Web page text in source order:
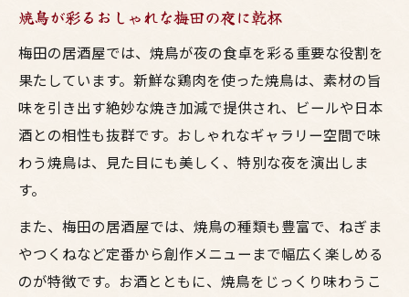
大阪で居酒屋選びに迷わないポイント解説
ギャラリー空間が人気の居酒屋を見極める
焼鳥とお酒を堪能できる梅田の選び方
落ち着いた雰囲気の居酒屋を探すコツ
鳥料理とお酒の相性で選ぶ梅田の居酒屋
大阪で焼鳥好きが集まる隠れ家居酒屋の特
徴
居酒屋ギャラリーの焼鳥とお酒が人気の理
焼鳥が彩るおしゃれな梅田の夜に乾杯
梅田の居酒屋では、焼鳥が夜の食卓を彩る重要な役割を
果たしています。新鮮な鶏肉を使った焼鳥は、素材の旨
味を引き出す絶妙な焼き加減で提供され、ビールや日本
酒との相性も抜群です。おしゃれなギャラリー空間で味
わう焼鳥は、見た目にも美しく、特別な夜を演出しま
す。
また、梅田の居酒屋では、焼鳥の種類も豊富で、ねぎま
やつくねなど定番から創作メニューまで幅広く楽しめる
のが特徴です。お酒とともに、焼鳥をじっくり味わうこ